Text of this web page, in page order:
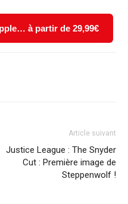
à partir de 29,99€
Article suivant
Justice League : The Snyder
Cut : Première image de
Steppenwolf !